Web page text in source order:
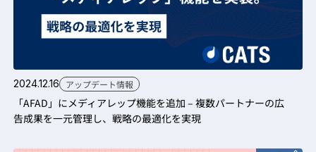
2024.12.16 アップデート情報
「AFAD」にメディアレップ機能を追加 – 複数パートナーの広
告成果を一元管理し、戦略の最適化を実現